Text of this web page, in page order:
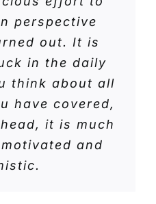
perspective
out. It is
in the daily
think about all
have covered,
it is much
and